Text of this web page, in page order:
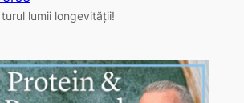
lumii longevității!